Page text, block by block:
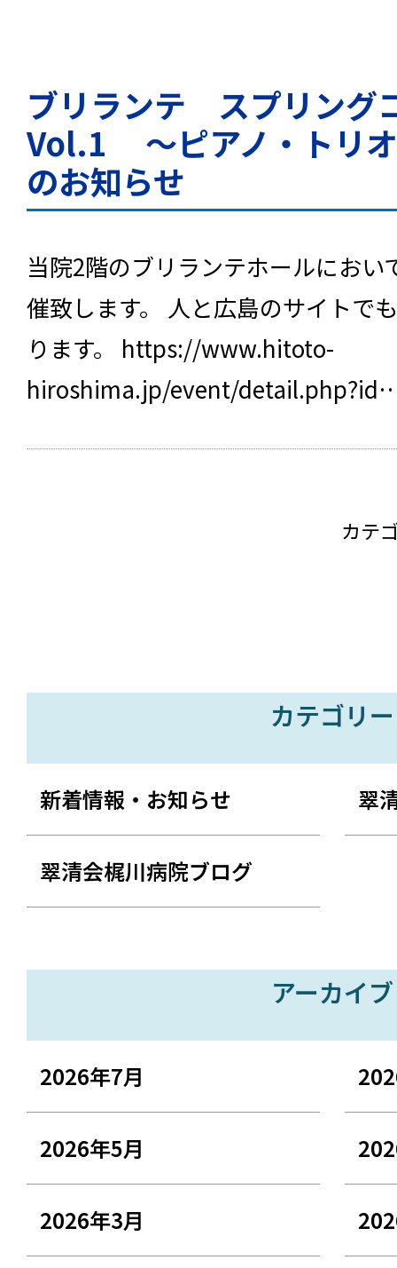
ブリランテ スプリン
Vol.1 ～ピアノ・トリ
のお知らせ
当院2階のブリランテホールにおい
催致します。 人と広島のサイトで
ります。 https://www.hitoto-
hiroshima.jp/event/
カテ
カテゴリー
新着情報・お知らせ 翠
翠清会梶川病院ブログ
アーカイブ
2026年7月
2026年5月
2026年3月